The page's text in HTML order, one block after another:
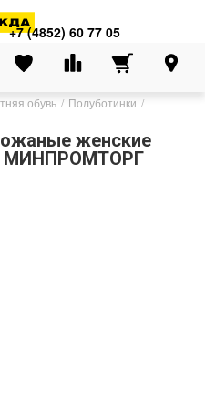
+7 (4852) 60 77 05
обувь Полуботинки
женские
МИНПРОМТОРГ